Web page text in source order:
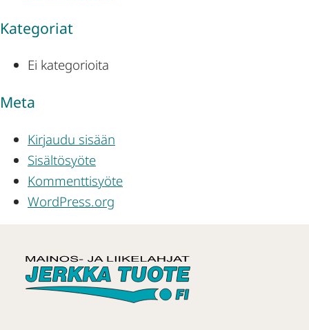
Kategoriat
Ei kategorioita
Meta
Kirjaudu sisään
Sisältösyöte
Kommenttisyöte
WordPress.org